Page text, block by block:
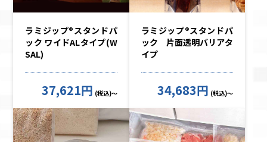
ラミジップ®スタンドパ
ック ワイドALタイプ(W
SAL)
37,621円 (税込)～
ラミジップ®スタンドパ
ック 片面透明バリアタ
イプ
34,683円 (税込)～